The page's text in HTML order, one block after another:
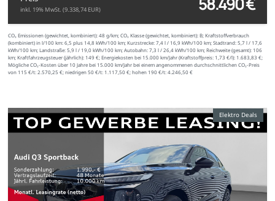
inkl. 19% MwSt. (9.338,74 EUR)
CO₂ Emissionen (gewichtet, kombiniert): 48 g/km; CO₂ Klasse (gewichtet, kombiniert): B; Kraftstoffverbrauch
(kombiniert) in l/100 km: 6,5 plus 14,8 kWh/100 km; Kurzstrecke: 7,4 l / 16,9 kWh/100 km; Stadtrand: 5,7 l / 17,6
kWh/100 km; Landstraße: 5,9 l / 19,0 kWh/100 km; Autobahn: 7,3 l / 26,4 kWh/100 km; Reichweite (gesamt): 106
km; Kraftfahrzeugsteuer (jährlich): 149 €; Energiekosten bei 15.000 km/Jahr (Kraftstoffpreis: 1,73 €/l): 1.683,83 €;
Mögliche CO₂-Kosten über 10 Jahre bei 15.000 km/Jahr bei einem angenommenen durchschnittlichen CO₂-Preis
von 115 €/t: 2.570,25 €; niedrigen 50 €/t: 1.117,50 €; hohen 190 €/t: 4.246,50 €
Elektro Deals